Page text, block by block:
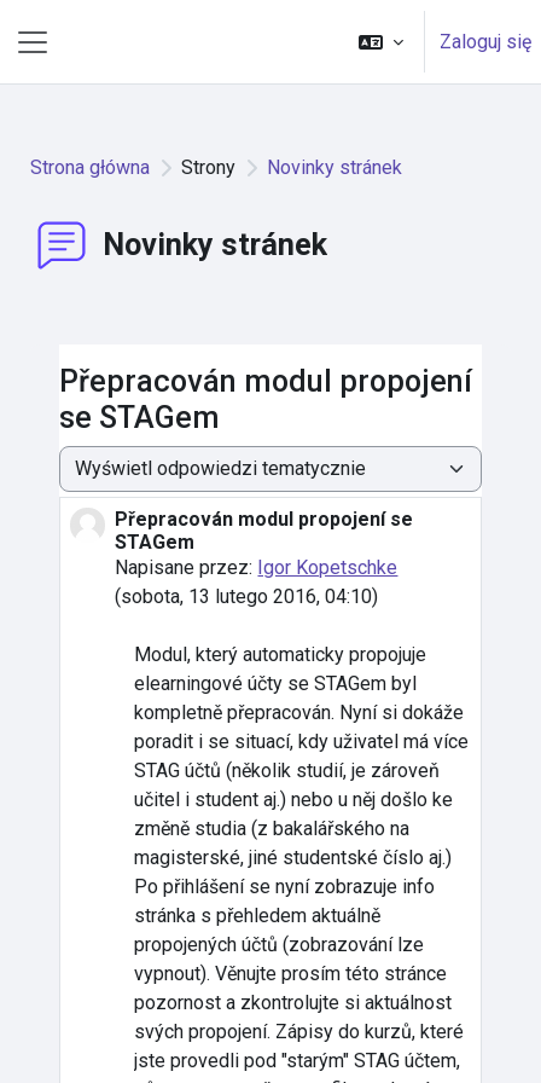
Zaloguj się
Strona główna Strony Novinky stránek
Novinky stránek
Přepracován modul propojení
se STAGem
Sposób wyświetlania
Přepracován modul propojení se
STAGem
Napisane przez: Igor Kopetschke
(sobota, 13 lutego 2016, 04:10)
Liczba odpowiedzi: 0
Modul, který automaticky propojuje
elearningové účty se STAGem byl
kompletně přepracován. Nyní si dokáže
poradit i se situací, kdy uživatel má více
STAG účtů (několik studií, je zároveň
učitel i student aj.) nebo u něj došlo ke
změně studia (z bakalářského na
magisterské, jiné studentské číslo aj.)
Po přihlášení se nyní zobrazuje info
stránka s přehledem aktuálně
propojených účtů (zobrazování lze
vypnout). Věnujte prosím této stránce
pozornost a zkontrolujte si aktuálnost
svých propojení. Zápisy do kurzů, které
jste provedli pod "starým" STAG účtem,